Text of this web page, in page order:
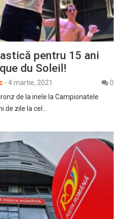
pentru 15 ani
du Soleil!
- 4 martie, 2021
0
de la inele la Campionatele
de zile la cel…